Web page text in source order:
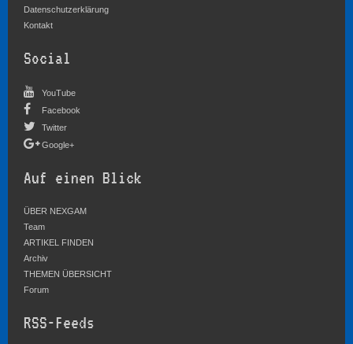
Datenschutzerklärung
Kontakt
Social
YouTube
Facebook
Twitter
Google+
Auf einen Blick
ÜBER NEXGAM
Team
ARTIKEL FINDEN
Archiv
THEMEN ÜBERSICHT
Forum
RSS-Feeds